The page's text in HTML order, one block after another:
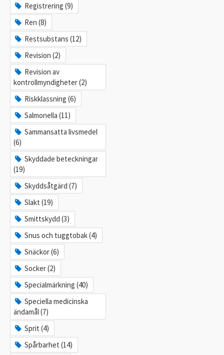
Registrering (9)
Ren (8)
Restsubstans (12)
Revision (2)
Revision av
kontrollmyndigheter (2)
Riskklassning (6)
Salmonella (11)
Sammansatta livsmedel
(6)
Skyddade beteckningar
(19)
Skyddsåtgärd (7)
Slakt (19)
Smittskydd (3)
Snus och tuggtobak (4)
Snäckor (6)
Socker (2)
Specialmärkning (40)
Speciella medicinska
ändamål (7)
Sprit (4)
Spårbarhet (14)